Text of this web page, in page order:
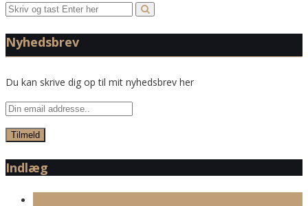
Nyhedsbrev
Du kan skrive dig op til mit nyhedsbrev her
Indlæg